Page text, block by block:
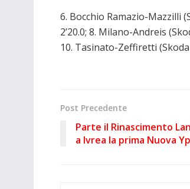
6. Bocchio Ramazio-Mazzilli
2’20.0; 8. Milano-Andreis
10. Tasinato-Zeffiretti (Skoda
Post Precedente
Parte il Rinascimento
a Ivrea la prima Nuova